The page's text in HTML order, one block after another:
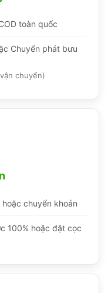
toàn quốc
Chuyển phát bưu
chuyển)
chuyển khoản
100% hoặc đặt cọc